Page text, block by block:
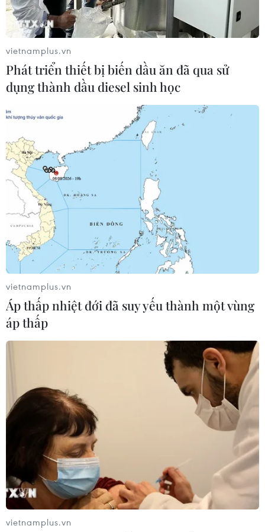
Ukraine lập trung tâm xử lý khủng hoảng
liên quan nhà máy Zaporizhzhia
17/08/2022 22:54
Nga và Ukraine vẫn liên tục đổ lỗi cho nhau về các vụ
bắn phá nhà máy Zaporizhzhia, một trong những tổ hợp
năng lượng nguyên tử lớn nhất châu Âu và chiếm 25%
sản lượng điện của Ukraine.
vietnamplus.vn
Phát triển thiết bị biến dầu ăn đã qua sử
dụng thành dầu diesel sinh học
vietnamplus.vn
Áp thấp nhiệt đới đã suy yếu thành một vùng
áp thấp
vietnamplus.vn